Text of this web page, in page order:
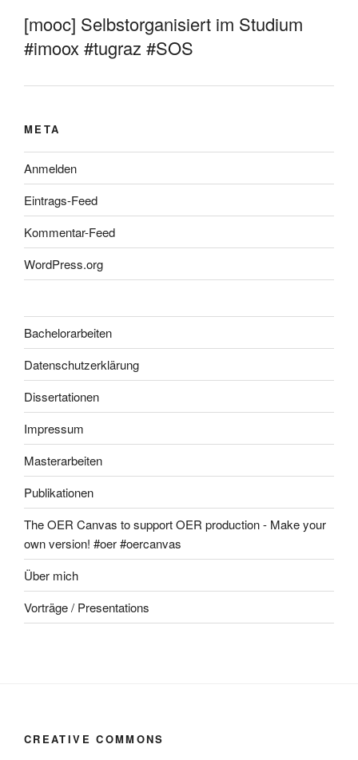
[mooc] Selbstorganisiert im Studium
#imoox #tugraz #SOS
META
Anmelden
Eintrags-Feed
Kommentar-Feed
WordPress.org
Bachelorarbeiten
Datenschutzerklärung
Dissertationen
Impressum
Masterarbeiten
Publikationen
The OER Canvas to support OER production - Make your
own version! #oer #oercanvas
Über mich
Vorträge / Presentations
CREATIVE COMMONS